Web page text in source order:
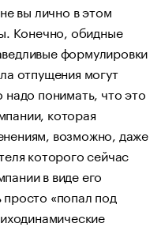
вы лично в этом
Конечно, обидные
формулировки
отпущения могут
надо понимать, что это
которая
возможно, даже
которого сейчас
в виде его
«попал под